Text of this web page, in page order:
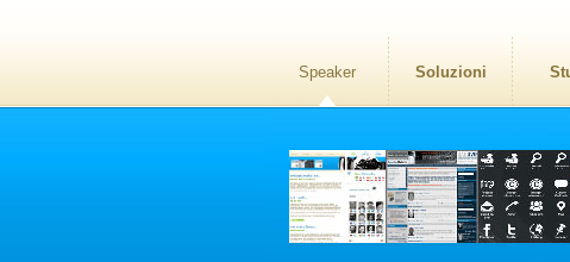
Speaker Soluzioni